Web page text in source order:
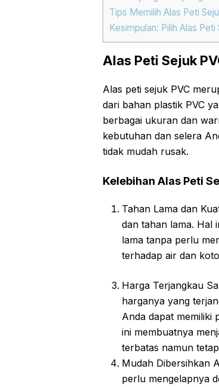
Tips Memilih Alas Peti
Kesimpulan: Pilih Alas
Alas Peti Sejuk
Alas peti sejuk PVC
dari bahan plastik PVC
berbagai ukuran dan
kebutuhan dan selera
tidak mudah rusak.
Kelebihan Alas Peti
Tahan Lama dan
dan tahan lama. Hal
lama tanpa perlu
terhadap air dan
Harga Terjangkau
harganya yang
Anda dapat memiliki
ini membuatnya
terbatas namun
Mudah Dibersihkan
perlu mengelapnya